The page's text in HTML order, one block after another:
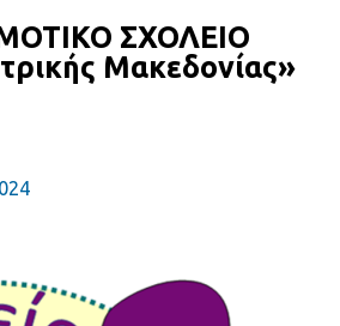
ΣΧΟΛΕΙΟ
Μακεδονίας»